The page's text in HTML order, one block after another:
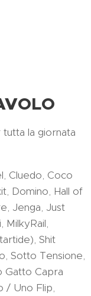
la giornata
Cluedo, Coco
Domino, Hall of
Jenga, Just
MilkyRail,
Shit
Sotto Tensione,
Gatto Capra
/ Uno Flip,